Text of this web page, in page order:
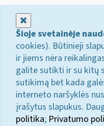
Šioje svetainėje
cookies). Būtinieji
ir jiems nėra
galite sutikti ir su kitų
sutikimą bet kada
interneto naršyklės
įrašytus slapukus.
politika; Privatumo